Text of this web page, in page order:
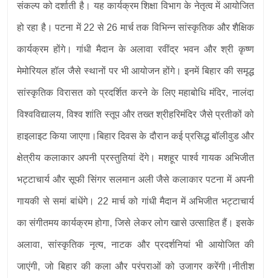
संकल्प को दर्शाती है। यह कार्यक्रम शिक्षा विभाग के नेतृत्व में आयोजित
हो रहा है। पटना में 22 से 26 मार्च तक विभिन्न सांस्कृतिक और शैक्षिक
कार्यक्रम होंगे। गांधी मैदान के अलावा रवींद्र भवन और श्री कृष्ण
मेमोरियल हॉल जैसे स्थानों पर भी आयोजन होंगे। इनमें बिहार की समृद्ध
सांस्कृतिक विरासत को प्रदर्शित करने के लिए महाबोधि मंदिर, नालंदा
विश्वविद्यालय, विश्व शांति स्तूप और तख्त श्रीहरिमंदिर जैसे प्रतीकों को
हाइलाइट किया जाएगा।बिहार दिवस के दौरान कई प्रसिद्ध बॉलीवुड और
क्षेत्रीय कलाकार अपनी प्रस्तुतियां देंगे। मशहूर पार्श्व गायक अभिजीत
भट्टाचार्य और सूफी सिंगर सलमान अली जैसे कलाकार पटना में अपनी
गायकी से समां बांधेंगे। 22 मार्च को गांधी मैदान में अभिजीत भट्टाचार्य
का संगीतमय कार्यक्रम होगा, जिसे लेकर लोग खासे उत्साहित हैं। इसके
अलावा, सांस्कृतिक नृत्य, नाटक और प्रदर्शनियां भी आयोजित की
जाएंगी, जो बिहार की कला और परंपराओं को उजागर करेंगी।नीतीश